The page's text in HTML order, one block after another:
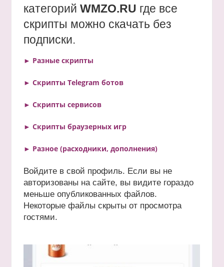
категорий WMZO.RU где все
скрипты можно скачать без
подписки.
► Разные скрипты
► Скрипты Telegram ботов
► Скрипты сервисов
► Скрипты браузерных игр
► Разное (расходники, дополнения)
Войдите в свой профиль. Если вы не
авторизованы на сайте, вы видите гораздо
меньше опубликованных файлов.
Некоторые файлы скрыты от просмотра
гостями.